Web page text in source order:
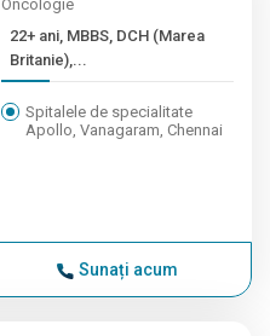
Oncologie
22+ ani, MBBS, DCH (Marea
Britanie),...
Spitalele de specialitate
Apollo, Vanagaram, Chennai
Sunați acum